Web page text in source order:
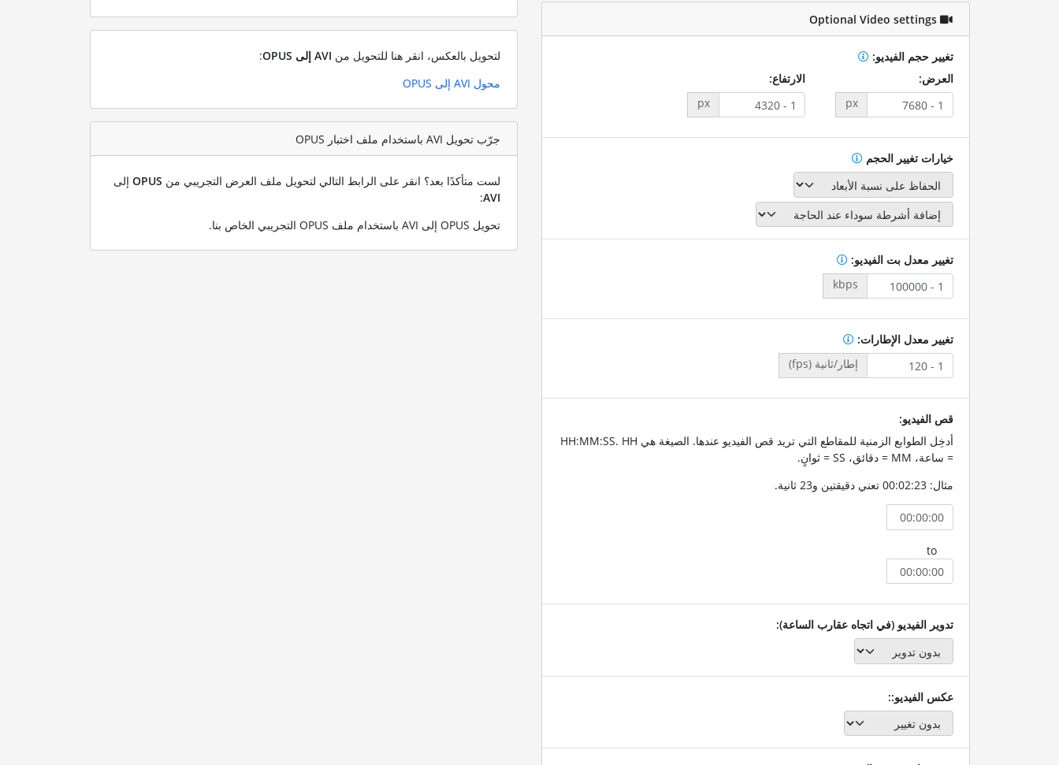
Optional Video settings
تغيير حجم الفيديو:
العرض:
px
الارتفاع:
px
خيارات تغيير الحجم
تغيير معدل بت الفيديو:
kbps
تغيير معدل الإطارات:
إطار/ثانية (fps)
قص الفيديو:
أدخِل الطوابع الزمنية للمقاطع التي تريد قص الفيديو عندها. الصيغة هي HH:MM:SS. HH
= ساعة، MM = دقائق، SS = ثوانٍ.
مثال: 00:02:23 تعني دقيقتين و23 ثانية.
to
تدوير الفيديو (في اتجاه عقارب الساعة):
عكس الفيديو::
لتحويل بالعكس، انقر هنا للتحويل من AVI إلى OPUS
:
محول AVI إلى OPUS
جرّب تحويل AVI باستخدام ملف اختبار OPUS
لست متأكدًا بعد؟ انقر على الرابط التالي لتحويل ملف العرض التجريبي من OPUS إلى
AVI
:
تحويل OPUS إلى AVI باستخدام ملف OPUS التجريبي الخاص بنا
.